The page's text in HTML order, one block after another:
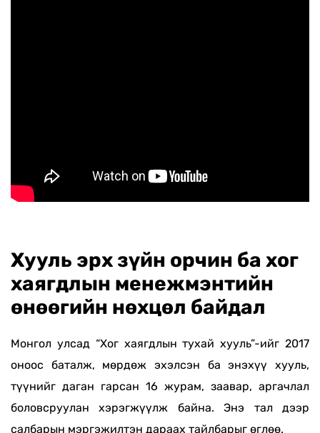
Хууль эрх зүйн орчин ба хог
хаягдлын менежмэнтийн
өнөөгийн нөхцөл байдал
Монгол улсад “Хог хаягдлын тухай хууль”-ийг 2017
оноос баталж, мөрдөж эхэлсэн ба энэхүү хууль,
түүнийг даган гарсан 16 журам, заавар, аргачлал
боловсруулан хэрэгжүүлж байна. Энэ тал дээр
салбарын мэргэжилтэн дараах тайлбарыг өглөө.